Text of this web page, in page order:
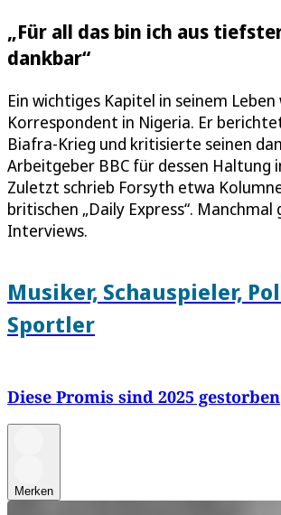
„Für all das bin ich aus
dankbar“
Ein wichtiges Kapitel in seinem
Korrespondent in Nigeria. Er
Biafra-Krieg und kritisierte seinen
Arbeitgeber BBC für dessen Haltung
Zuletzt schrieb Forsyth etwa
britischen „Daily Express“. Manchmal
Interviews.
Musiker, Schauspieler,
Sportler
Diese Promis sind 2025 gestorben
Merken